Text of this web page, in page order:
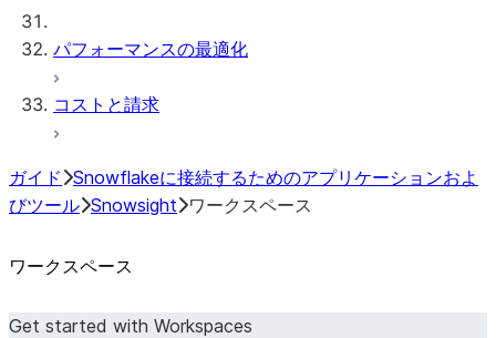
パフォーマンスの最適化
コストと請求
ガイド Snowflakeに接続するためのアプリケーションおよ
びツール Snowsight ワークスペース
ワークスペース
Get started with Workspaces